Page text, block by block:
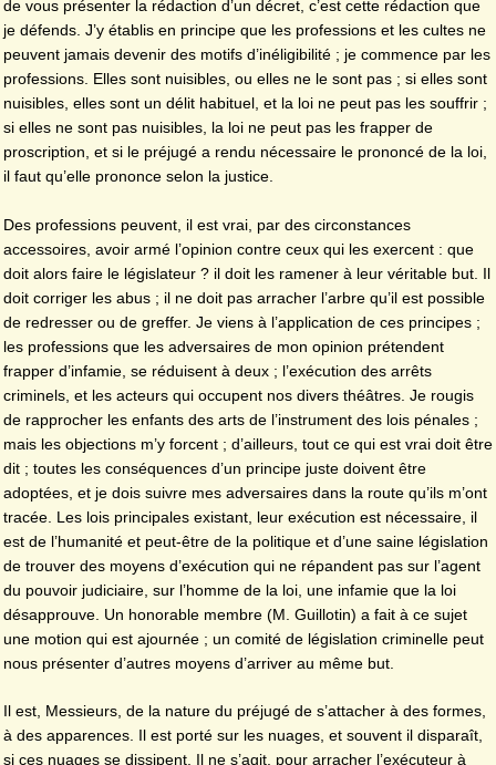
de vous présenter la rédaction d’un décret, c’est cette rédaction que
je défends. J’y établis en principe que les professions et les cultes ne
peuvent jamais devenir des motifs d’inéligibilité ; je commence par les
professions. Elles sont nuisibles, ou elles ne le sont pas ; si elles sont
nuisibles, elles sont un délit habituel, et la loi ne peut pas les souffrir ;
si elles ne sont pas nuisibles, la loi ne peut pas les frapper de
proscription, et si le préjugé a rendu nécessaire le prononcé de la loi,
il faut qu’elle prononce selon la justice.
Des professions peuvent, il est vrai, par des circonstances
accessoires, avoir armé l’opinion contre ceux qui les exercent : que
doit alors faire le législateur ? il doit les ramener à leur véritable but. Il
doit corriger les abus ; il ne doit pas arracher l’arbre qu’il est possible
de redresser ou de greffer. Je viens à l’application de ces principes ;
les professions que les adversaires de mon opinion prétendent
frapper d’infamie, se réduisent à deux ; l’exécution des arrêts
criminels, et les acteurs qui occupent nos divers théâtres. Je rougis
de rapprocher les enfants des arts de l’instrument des lois pénales ;
mais les objections m’y forcent ; d’ailleurs, tout ce qui est vrai doit être
dit ; toutes les conséquences d’un principe juste doivent être
adoptées, et je dois suivre mes adversaires dans la route qu’ils m’ont
tracée. Les lois principales existant, leur exécution est nécessaire, il
est de l’humanité et peut-être de la politique et d’une saine législation
de trouver des moyens d’exécution qui ne répandent pas sur l’agent
du pouvoir judiciaire, sur l’homme de la loi, une infamie que la loi
désapprouve. Un honorable membre (M. Guillotin) a fait à ce sujet
une motion qui est ajournée ; un comité de législation criminelle peut
nous présenter d’autres moyens d’arriver au même but.
Il est, Messieurs, de la nature du préjugé de s’attacher à des formes,
à des apparences. Il est porté sur les nuages, et souvent il disparaît,
si ces nuages se dissipent. Il ne s’agit, pour arracher l’exécuteur à